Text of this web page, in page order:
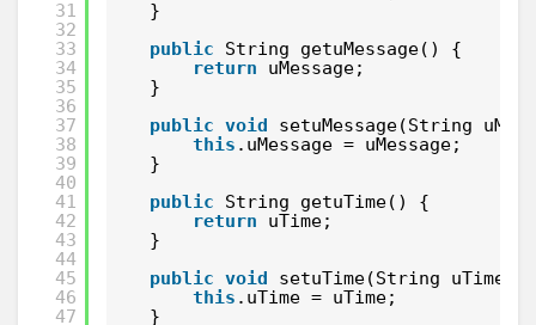
31
32
33
34
35
36
37
38
39
40
41
42
43
44
45
46
47
}
public
String getuMessage() {
return
uMessage;
}
public void
setuMessage(String
this .uMessage = uMessage;
}
public
String getuTime() {
return
uTime;
}
public void
setuTime(String uTime) {
this .uTime = uTime;
}